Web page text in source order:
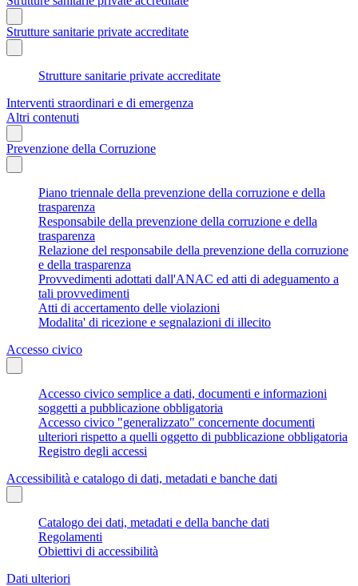
Strutture sanitarie private accreditate
Strutture sanitarie private accreditate
Interventi straordinari e di emergenza
Altri contenuti
Prevenzione della Corruzione
Piano triennale della prevenzione della corruzione e della
trasparenza
Responsabile della prevenzione della corruzione e della
trasparenza
Relazione del responsabile della prevenzione della corruzione
e della trasparenza
Provvedimenti adottati dall'ANAC ed atti di adeguamento a
tali provvedimenti
Atti di accertamento delle violazioni
Modalita' di ricezione e segnalazioni di illecito
Accesso civico
Accesso civico semplice a dati, documenti e informazioni
soggetti a pubblicazione obbligatoria
Accesso civico "generalizzato" concernente documenti
ulteriori rispetto a quelli oggetto di pubblicazione obbligatoria
Registro degli accessi
Accessibilità e catalogo di dati, metadati e banche dati
Catalogo dei dati, metadati e della banche dati
Regolamenti
Obiettivi di accessibilità
Dati ulteriori